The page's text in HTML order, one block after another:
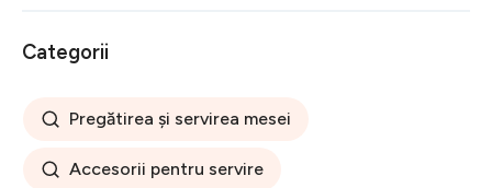
Categorii
Pregătirea și servirea mesei
Accesorii pentru servire